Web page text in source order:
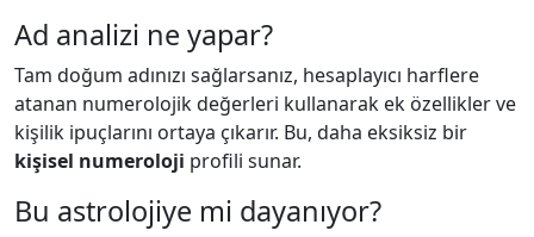
Ad analizi ne yapar?
Tam doğum adınızı sağlarsanız, hesaplayıcı harflere
atanan numerolojik değerleri kullanarak ek özellikler ve
kişilik ipuçlarını ortaya çıkarır. Bu, daha eksiksiz bir
kişisel numeroloji profili sunar.
Bu astrolojiye mi dayanıyor?